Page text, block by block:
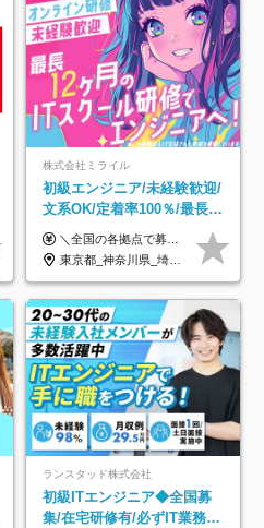
株式会社ミライル
初級エンジニア/未経験歓迎/
文系OK/定着率100％/最長1
年の自社ITスクール研修あ
り/年休130日
＼全国の各拠点で募集中！／ 給与は以下の通り、勤務地により異なります。 札幌：月給23万円～27万円 仙台：月給22万円～26万円 新潟：月給22万円～26万円 東京：月給26万円～30万円 大阪：月給24万円～29万円 福岡：月給23.5万円～27万円 沖縄：月給21万円～26万円 ◎給与は知識や経験を考慮して決定します。 ◎残業は別途全額支給します。 ◎試用期間12カ月あり（給与は以下の通りです。その他条件に変更はありません） （試用期間の給与） 札幌：月給18.6万円～ 仙台：月給19万円～ 新潟：月給18万円～ 東京：月給22万円～ 大阪：月給20.8万円～ 福岡：月給19万円～ 沖縄：月給18万円～
東京都_神奈川県_埼玉県_千葉県_大阪府_愛知県_北海道_青森県_岩手県_宮城県_秋田県_山形県_福島県_茨城県_栃木県_群馬県_新潟県_山梨県_長野県_富山県_石川県_福井県_静岡県_岐阜県_三重県_兵庫県_京都府_滋賀県_奈良県_和歌山県_広島県_岡山県_鳥取県_島根県_山口県_徳島県_香川県_愛媛県_高知県_福岡県_熊本県_佐賀県_長崎県_大分県_宮崎県_鹿児島県_沖縄県
ランスタッド株式会社
初級ITエンジニア◆全国募
集/在宅研修有/必ずIT業務配